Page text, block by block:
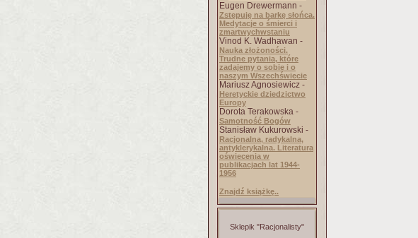
Eugen Drewermann -
Zstępuję na barkę słońca.
Medytacje o śmierci i
zmartwychwstaniu
Vinod K. Wadhawan -
Nauka złożoności.
Trudne pytania, które
zadajemy o sobie i o
naszym Wszechświecie
Mariusz Agnosiewicz -
Heretyckie dziedzictwo
Europy
Dorota Terakowska -
Samotność Bogów
Stanisław Kukurowski -
Racjonalna, radykalna,
antyklerykalna. Literatura
oświecenia w
publikacjach lat 1944-
1956
Znajdź książkę..
Sklepik "Racjonalisty"